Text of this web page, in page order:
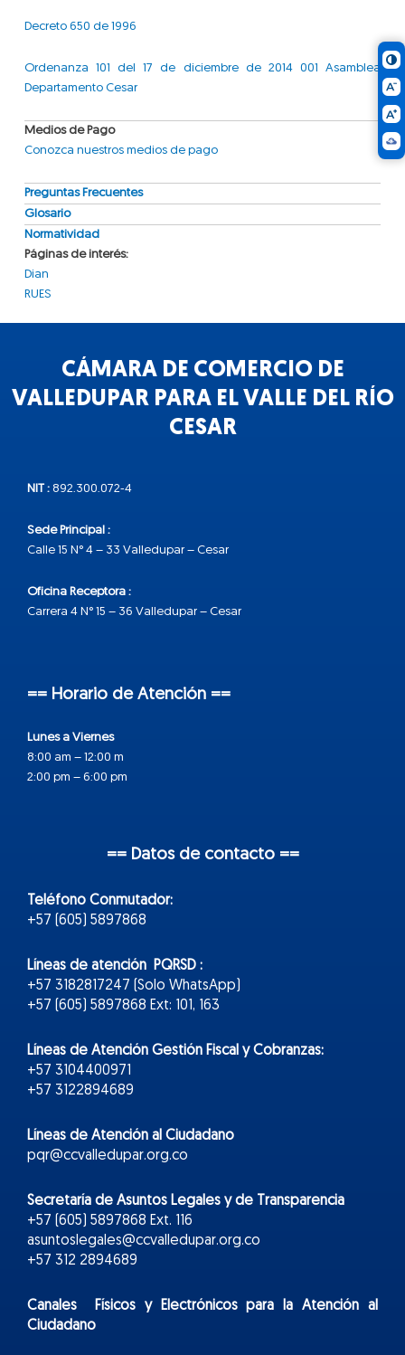
Decreto 650 de 1996
Ordenanza 101 del 17 de diciembre de 2014 001 Asamblea
Departamento Cesar
Medios de Pago
Conozca nuestros medios de pago
Preguntas Frecuentes
Glosario
Normatividad
Páginas de interés:
Dian
RUES
CÁMARA DE COMERCIO DE
VALLEDUPAR PARA EL VALLE DEL RÍO
CESAR
NIT : 892.300.072-4
Sede Principal :
Calle 15 N° 4 – 33 Valledupar – Cesar
Oficina Receptora :
Carrera 4 N° 15 – 36 Valledupar – Cesar
== Horario de Atención ==
Lunes a Viernes
8:00 am – 12:00 m
2:00 pm – 6:00 pm
== Datos de contacto ==
Teléfono Conmutador:
+57 (605) 5897868
Líneas de atención PQRSD :
+57 3182817247 (Solo WhatsApp)
+57 (605) 5897868 Ext: 101, 163
Líneas de Atención Gestión Fiscal y Cobranzas:
+57 3104400971
+57 3122894689
Líneas de Atención al Ciudadano
pqr@ccvalledupar.org.co
Secretaría de Asuntos Legales y de Transparencia
+57 (605) 5897868 Ext. 116
asuntoslegales@ccvalledupar.org.co
+57 312 2894689
Canales Físicos yElectrónicospara la Atención al
Ciudadano